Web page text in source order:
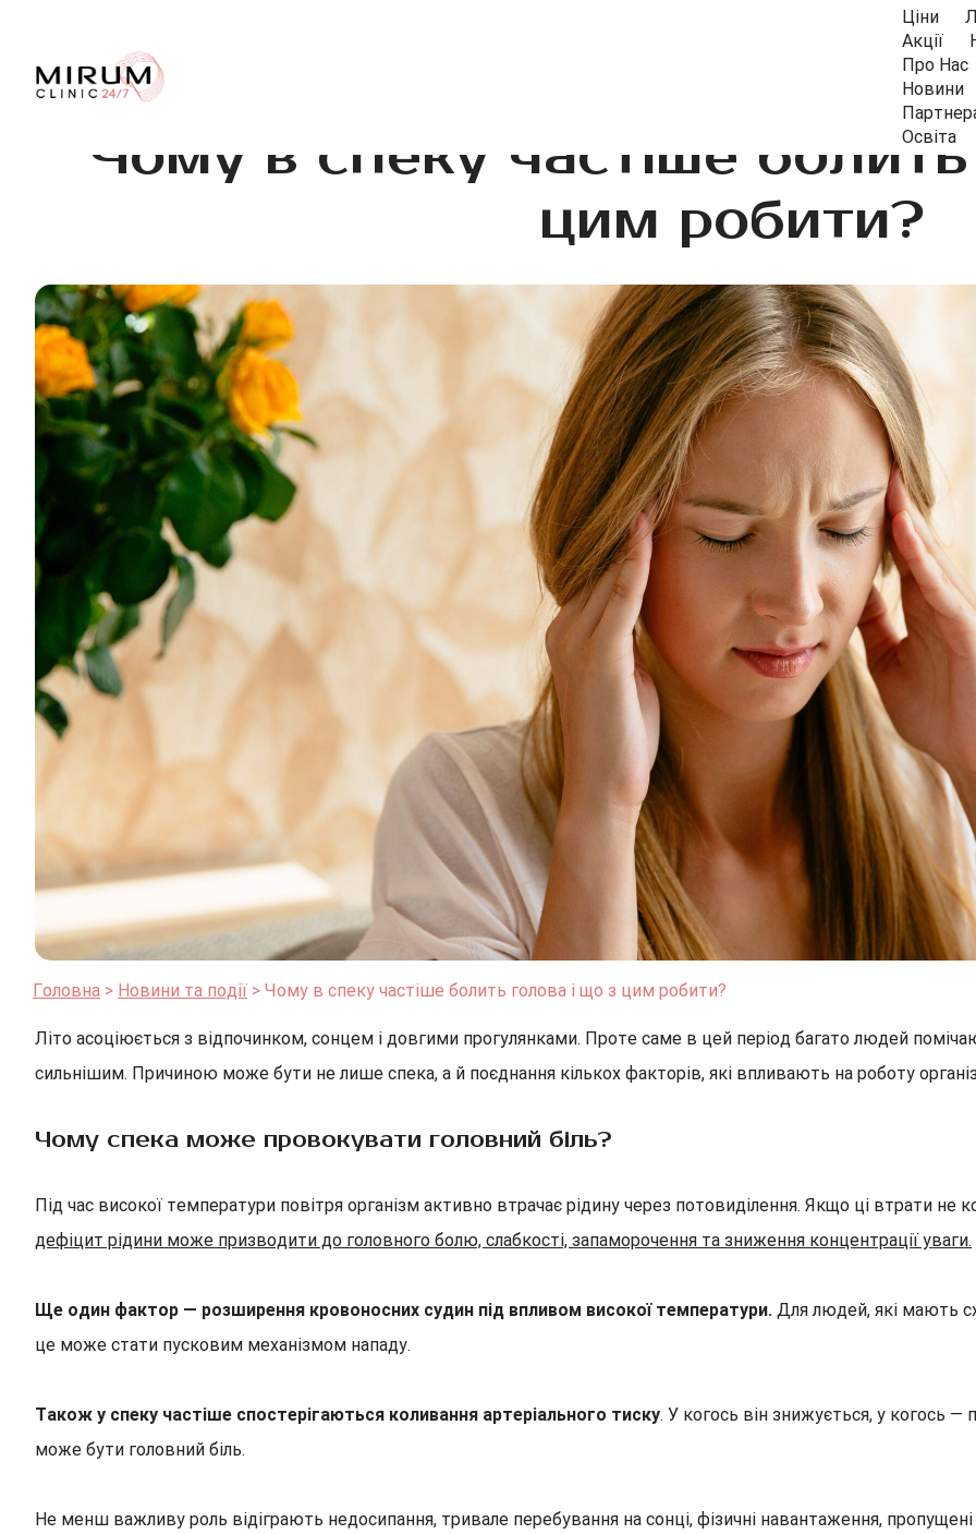
Ціни
Акції
Про Нас
Новини
Освіта
Чому в спеку частіше
цим робити?
Головна Новини та події Чому в спеку частіше болить голова і що з цим робити?
Літо асоціюється з відпочинком, сонцем і довгими прогулянками. Проте саме в цей період багато людей
сильнішим. Причиною може бути не лише спека, а й поєднання кількох факторів, які впливають на роботу
Чому спека може провокувати головний біль?
Під час високої температури повітря організм активно втрачає рідину через потовиділення. Якщо ці втрати не
дефіцит рідини може призводити до головного болю, слабкості, запаморочення та зниження концентрації уваги.
Ще один фактор — розширення кровоносних судин під впливом високої температури. Для людей, які мають
це може стати пусковим механізмом нападу.
Також у спеку частіше спостерігаються коливання артеріального тиску. У когось він знижується, у когось
може бути головний біль.
Не менш важливу роль відіграють недосипання, тривале перебування на сонці, фізичні навантаження,